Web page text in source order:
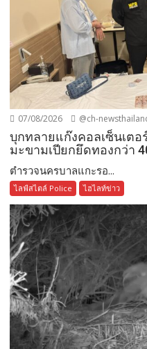
07/08/2026 @ch-
บุกทลายแก๊งคอลเซ็นเตอ
มะขามเปียกยึดทองกว่า
ตำรวจนครบาลแกะรอ...
ไลฟ์สไตล์ Police ไฮไลท์ข่าว